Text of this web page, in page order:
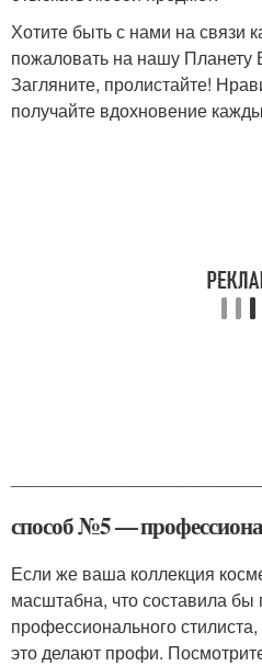
Хотите быть с нами на связи
пожаловать на нашу Планету
Загляните, пролистайте!
получайте вдохновение
способ №5 —
Если же ваша коллекция
масштабна, что составила бы
профессионального
это делают профи.